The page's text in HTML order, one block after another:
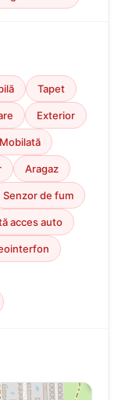
Tapet
Exterior
Mobilată
Aragaz
Senzor de fum
acces auto